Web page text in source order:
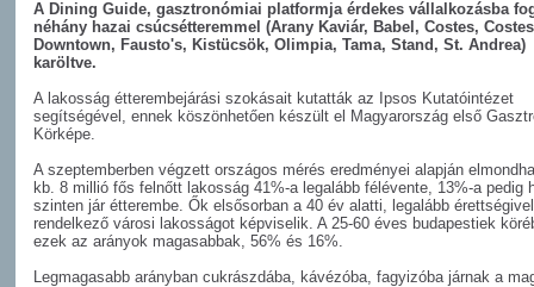
A Dining Guide, gasztronómiai platformja érdekes vállalkozásba
néhány hazai csúcsétteremmel (Arany Kaviár, Babel, Costes, Costes
Downtown, Fausto's, Kistücsök, Olimpia, Tama, Stand, St. Andrea)
karöltve.
A lakosság étterembejárási szokásait kutatták az Ipsos Kutatóintézet
segítségével, ennek köszönhetően készült el Magyarország első
Körképe.
A szeptemberben végzett országos mérés eredményei alapján
kb. 8 millió fős felnőtt lakosság 41%-a legalább félévente, 13%-a pedig
szinten jár étterembe. Ők elsősorban a 40 év alatti, legalább érettségivel
rendelkező városi lakosságot képviselik. A 25-60 éves budapestiek
ezek az arányok magasabbak, 56% és 16%.
Legmagasabb arányban cukrászdába, kávézóba, fagyizóba járnak a